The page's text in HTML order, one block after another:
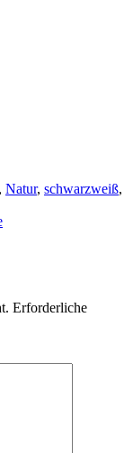
, Natur, schwarzweiß,
Erforderliche